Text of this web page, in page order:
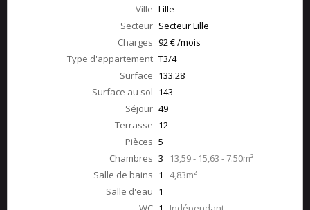
Ville Lille
Secteur Secteur Lille
Charges 92 € /mois
Type d'appartement T3/4
Surface 133.28
Surface au sol 143
Séjour 49
Terrasse 12
Pièces 5
Chambres 3
13,59 - 15,63 - 7.50m²
Salle de bains 1 4,83m²
Salle d'eau 1